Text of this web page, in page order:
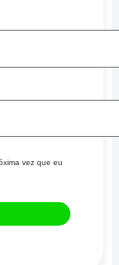
vez que eu